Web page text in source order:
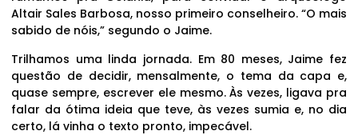
Altair Sales Barbosa, nosso primeiro conselheiro. “O mais
sabido de nóis,” segundo o Jaime.
Trilhamos uma linda jornada. Em 80 meses, Jaime fez
questão de decidir, mensalmente, o tema da capa e,
quase sempre, escrever ele mesmo. Às vezes, ligava pra
falar da ótima ideia que teve, às vezes sumia e, no dia
certo, lá vinha o texto pronto, impecável.